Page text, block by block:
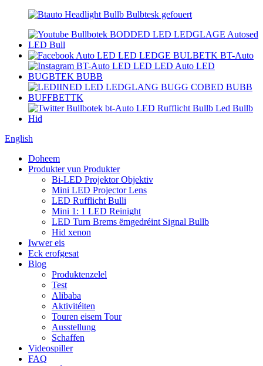
English
Doheem
Produkter vun Produkter
Bi-LED Projektor Objektiv
Mini LED Projector Lens
LED Rufflicht Bulli
Mini 1: 1 LED Reinight
LED Turn Brems ëmgedréint Signal Bullb
Hid xenon
Iwwer eis
Eck erofgesat
Blog
Produktenzelel
Test
Alibaba
Aktivitéiten
Touren eisem Tour
Ausstellung
Schaffen
Videospiller
FAQ